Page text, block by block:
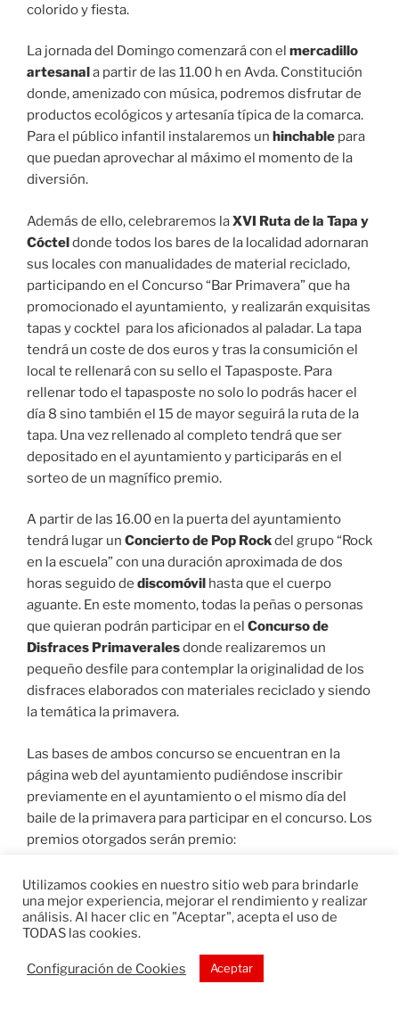
colorido y fiesta.
La jornada del Domingo comenzará con el mercadillo
artesanala partir de las 11.00 h en Avda. Constitución
donde, amenizado con música, podremos disfrutar de
productos ecológicos y artesanía típica de la comarca.
Para el público infantil instalaremos un hinchable para
que puedan aprovechar al máximo el momento de la
diversión.
Además de ello, celebraremos laXVI Ruta de la Tapa y
Cócteldonde todos los bares de la localidad adornaran
sus locales con manualidades de material reciclado,
participando en el Concurso “Bar Primavera” que ha
promocionado el ayuntamiento, y realizarán exquisitas
tapas y cocktel para los aficionados al paladar. La tapa
tendrá un coste de dos euros y tras la consumición el
local te rellenará con su sello el Tapasposte. Para
rellenar todo el tapasposte no solo lo podrás hacer el
día 8 sino también el 15 de mayor seguirá la ruta de la
tapa. Una vez rellenado al completo tendrá que ser
depositado en el ayuntamiento y participarás en el
sorteo de un magnífico premio.
A partir de las 16.00 en la puerta del ayuntamiento
tendrá lugar un Concierto de Pop Rockdel grupo “Rock
en la escuela” con una duración aproximada de dos
horas seguido de discomóvil hasta que el cuerpo
aguante. En este momento, todas la peñas o personas
que quieran podrán participar en el Concurso de
Disfraces Primaveralesdonde realizaremos un
pequeño desfile para contemplar la originalidad de los
disfraces elaborados con materiales reciclado y siendo
la temática la primavera.
Las bases de ambos concurso se encuentran en la
página web del ayuntamiento pudiéndose inscribir
previamente en el ayuntamiento o el mismo día del
baile de la primavera para participar en el concurso. Los
premios otorgados serán premio:
Mejor Bar Primavera Decorado.
Mejor disfraz de peña.
Mejor disfraz individual infantil.
Utilizamos cookies en nuestro sitio web para brindarle
una mejor experiencia, mejorar el rendimiento y realizar
análisis. Al hacer clic en "Aceptar", acepta el uso de
TODAS las cookies.
Configuración de Cookies Aceptar